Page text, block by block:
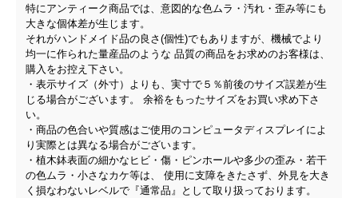
特にアンティーク商品では、意図的な色ムラ・汚れ・歪み等にも
大きな個体差が生じます。
それがハンドメイド品の良さ(個性)でもありますが、機械でより
均一に作られた量産品のような 品質の商品をお求めのお客様は、
購入をお控え下さい。
・表示サイズ（外寸）よりも、実寸で５％前後のサイズ誤差が生
じる場合がございます。 余裕をもったサイズをお買い求め下さ
い。
・商品の色合いや質感はご使用のコンピュータディスプレイによ
り実際とは異なる場合がございます。
・植木鉢表面の細かなヒビ・傷・ピンホールや多少の歪み・若干
の色ムラ・小さなカケ等は、 使用に支障をきたさず、外見を大き
く損なわないレベルで『通常品』として取り扱っております。